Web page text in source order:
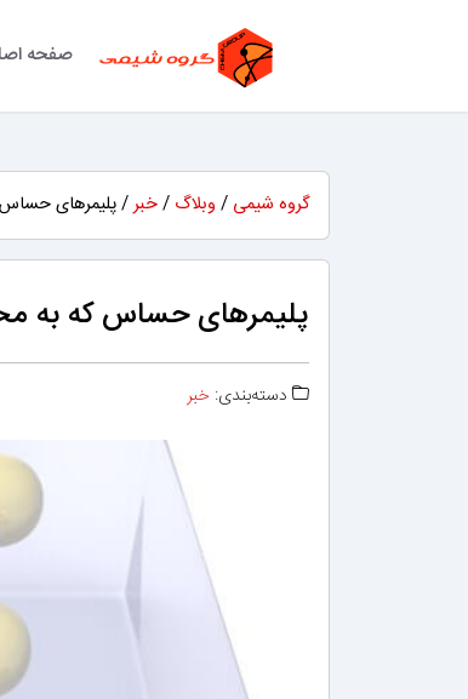
صفحه
گروه شیمی / وبلاگ /خبر/ پلیمرهای
پلیمرهای حساس که به
دسته‌بندی: خبر